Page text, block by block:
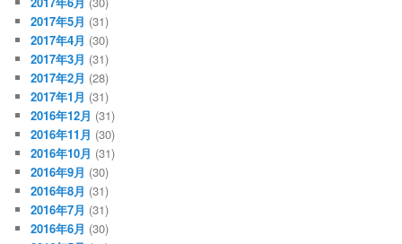
2017年5月 (31)
2017年4月 (30)
2017年3月 (31)
2017年2月 (28)
2017年1月 (31)
2016年12月 (31)
2016年11月 (30)
2016年10月 (31)
2016年9月 (30)
2016年8月 (31)
2016年7月 (31)
2016年6月 (30)